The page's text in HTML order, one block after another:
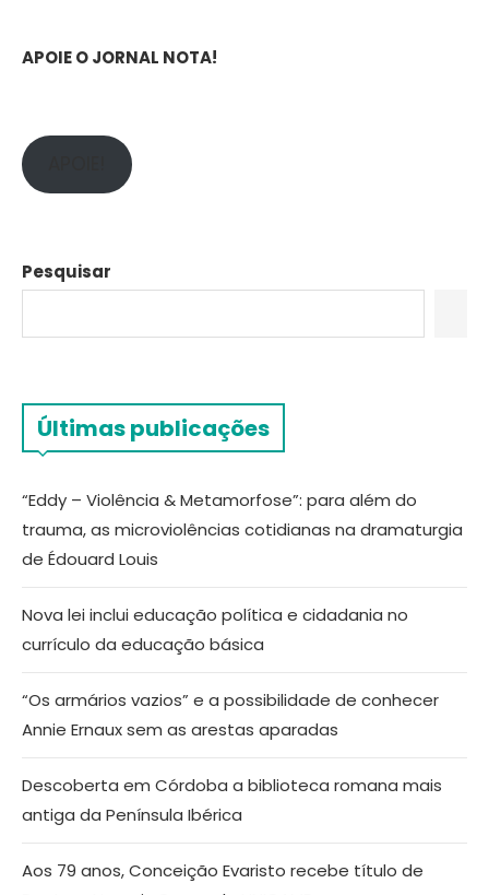
APOIE O JORNAL NOTA!
Pesquisar
Últimas publicações
“Eddy – Violência & Metamorfose”: para além do
trauma, as microviolências cotidianas na dramaturgia
de Édouard Louis
Nova lei inclui educação política e cidadania no
currículo da educação básica
“Os armários vazios” e a possibilidade de conhecer
Annie Ernaux sem as arestas aparadas
Descoberta em Córdoba a biblioteca romana mais
antiga da Península Ibérica
Aos 79 anos, Conceição Evaristo recebe título de